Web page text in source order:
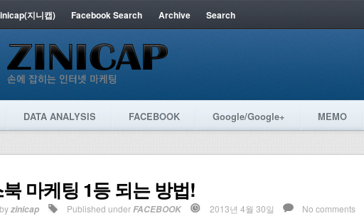
지니캡) Facebook Search Archive Search
DATA ANALYSIS FACEBOOK Google/Google+ MEMO
마케팅 1등 되는 방법!
zinicap Published underFACEBOOK 2013년 4월 30일 No comments